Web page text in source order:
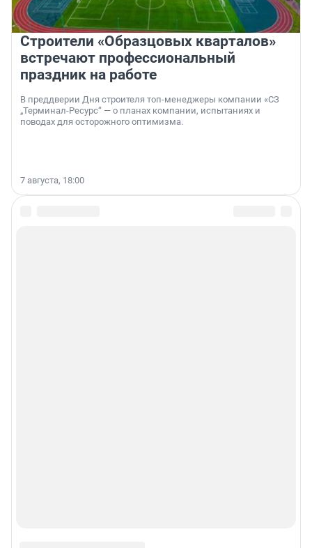
Строители «Образцовых кварталов»
встречают профессиональный
праздник на работе
В преддверии Дня строителя топ-менеджеры компании «СЗ
„Терминал-Ресурс“ — о планах компании, испытаниях и
поводах для осторожного оптимизма.
7 августа, 18:00